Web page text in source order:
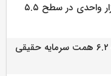
بورس تهران با رشد ۱۱۲ هزار واحدی در سطح ۵.۵